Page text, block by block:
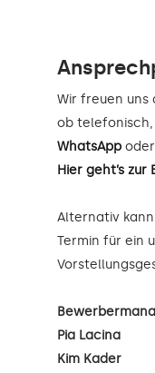
Wir freuen uns
ob telefonisch,
WhatsApp
Hier geht’s zur
Alternativ
Termin für ein
Pia Lacina
Kim Kader